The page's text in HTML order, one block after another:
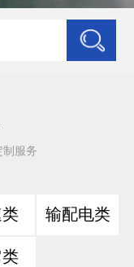
制服务
输配电类